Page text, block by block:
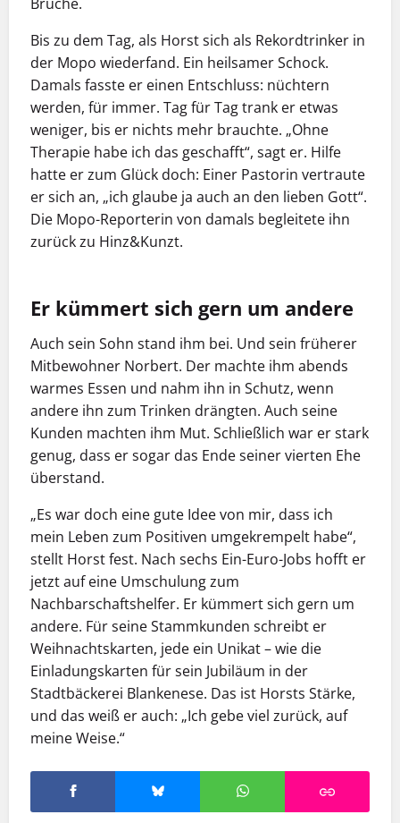
Bis zu dem Tag, als Horst sich als Rekordtrinker in
der Mopo wiederfand. Ein heilsamer Schock.
Damals fasste er einen Entschluss: nüchtern
werden, für immer. Tag für Tag trank er etwas
weniger, bis er nichts mehr brauchte. „Ohne
Therapie habe ich das geschafft“, sagt er. Hilfe
hatte er zum Glück doch: Einer Pastorin vertraute
er sich an, „ich glaube ja auch an den lieben Gott“.
Die Mopo-Reporterin von damals begleitete ihn
zurück zu Hinz&Kunzt.
Er kümmert sich gern um andere
Auch sein Sohn stand ihm bei. Und sein früherer
Mitbewohner Norbert. Der machte ihm abends
warmes Essen und nahm ihn in Schutz, wenn
andere ihn zum Trinken drängten. Auch seine
Kunden machten ihm Mut. Schließlich war er stark
genug, dass er sogar das Ende seiner vierten Ehe
überstand.
„Es war doch eine gute Idee von mir, dass ich
mein Leben zum Positiven umgekrempelt habe“,
stellt Horst fest. Nach sechs Ein-Euro-Jobs hofft er
jetzt auf eine Umschulung zum
Nachbarschaftshelfer. Er kümmert sich gern um
andere. Für seine Stammkunden schreibt er
Weihnachtskarten, jede ein Unikat – wie die
Einladungskarten für sein Jubiläum in der
Stadtbäckerei Blankenese. Das ist Horsts Stärke,
und das weiß er auch: „Ich gebe viel zurück, auf
meine Weise.“